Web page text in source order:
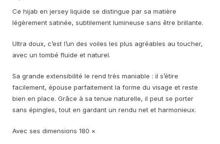
Ce hijab en jersey liquide se distingue par sa matière
légèrement satinée, subtilement lumineuse sans être brillante.
Ultra doux, c’est l’un des voiles les plus agréables au toucher,
avec un tombé fluide et naturel.
Sa grande extensibilité le rend très maniable : il s’étire
facilement, épouse parfaitement la forme du visage et reste
bien en place. Grâce à sa tenue naturelle, il peut se porter
sans épingles, tout en gardant un rendu net et harmonieux.
Avec ses dimensions 180 ×